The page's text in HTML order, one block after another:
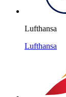
Lufthansa
Lufthansa